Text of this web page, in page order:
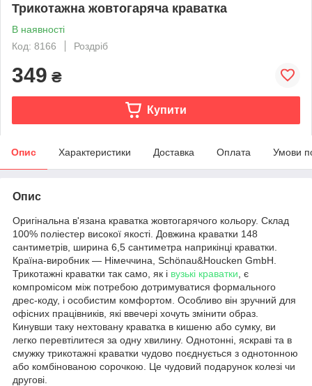
Трикотажна жовтогаряча краватка
В наявності
Код: 8166
Роздріб
349 ₴
Купити
Опис Характеристики Доставка Оплата Умови
Опис
Оригінальна в'язана краватка жовтогарячого кольору. Склад
100% поліестер високої якості. Довжина краватки 148
сантиметрів, ширина 6,5 сантиметра наприкінці краватки.
Країна-виробник — Німеччина, Schönau&Houcken GmbH.
Трикотажні краватки так само, як і вузькі краватки , є
компромісом між потребою дотримуватися формального
дрес-коду, і особистим комфортом. Особливо він зручний для
офісних працівників, які ввечері хочуть змінити образ.
Кинувши таку нехтовану краватка в кишеню або сумку, ви
легко перевтілитеся за одну хвилину. Однотонні, яскраві та в
смужку трикотажні краватки чудово поєднується з однотонною
або комбінованою сорочкою. Це чудовий подарунок колезі чи
другові.